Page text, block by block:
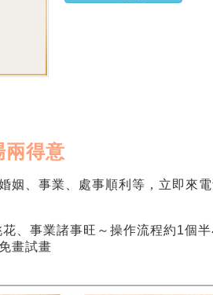
兩得意
姻、事業、處事順利等，立即來
、事業諸事旺～操作流程約1個
畫試畫